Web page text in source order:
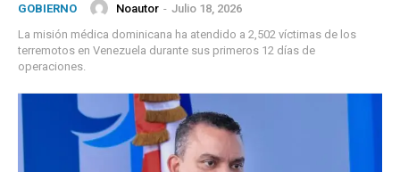
GOBIERNO Noautor - Julio 18, 2026
La misión médica dominicana ha atendido a 2,502 víctimas de los
terremotos en Venezuela durante sus primeros 12 días de
operaciones.